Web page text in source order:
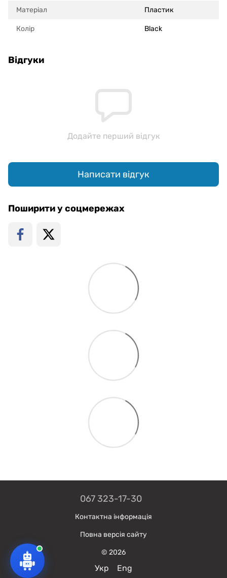
Матеріал Пластик
Колір Black
Відгуки
Додайте перший відгук
Написати відгук
Поширити у соцмережах
067 323-17-30
Контактна інформація
Повна версія сайту
© 2026
Укр Eng